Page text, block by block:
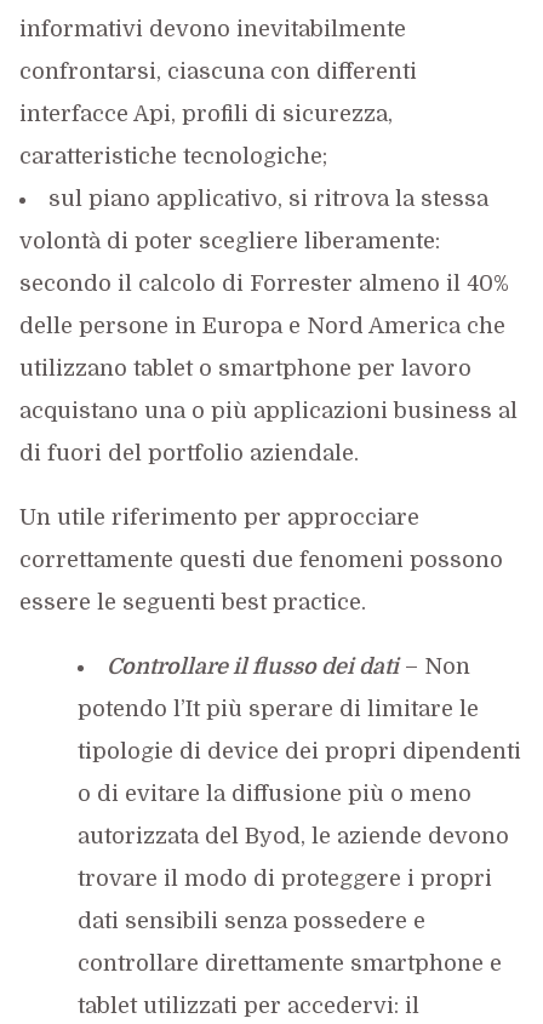
informativi devono inevitabilmente
confrontarsi, ciascuna con differenti
interfacce Api, profili di sicurezza,
caratteristiche tecnologiche;
sul piano applicativo, si ritrova la stessa
volontà di poter scegliere liberamente:
secondo il calcolo di Forrester almeno il 40%
delle persone in Europa e Nord America che
utilizzano tablet o smartphone per lavoro
acquistano una o più applicazioni business al
di fuori del portfolio aziendale.
Un utile riferimento per approcciare
correttamente questi due fenomeni possono
essere le seguenti best practice.
Controllare il flusso dei dati– Non
potendo l’It più sperare di limitare le
tipologie di device dei propri dipendenti
o di evitare la diffusione più o meno
autorizzata del Byod, le aziende devono
trovare il modo di proteggere i propri
dati sensibili senza possedere e
controllare direttamente smartphone e
tablet utilizzati per accedervi: il